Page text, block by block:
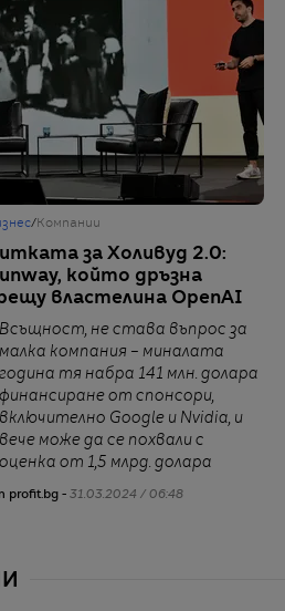
/Компании
за Холивуд 2.0:
който дръзна
властелина OpenAI
Всъщност, не става въпрос за
малка компания – миналата
година тя набра 141 млн. долара
финансиране от спонсори,
включително Google и Nvidia, и
вече може да се похвали с
оценка от 1,5 млрд. долара
profit.bg - 31.03.2024 / 06:48